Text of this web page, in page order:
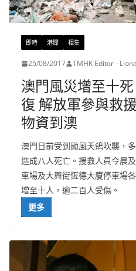
即時 港聞 相集
25/08/2017 TMHK Editor - Liona
澳門風災增至十
復 解放軍參與救
物資到澳
澳門日前受到颱風天鴿吹襲，
造成八人死亡。搜救人員今晨
車場及大興街恆德大廈停車場
增至十人，逾二百人受傷。
更多